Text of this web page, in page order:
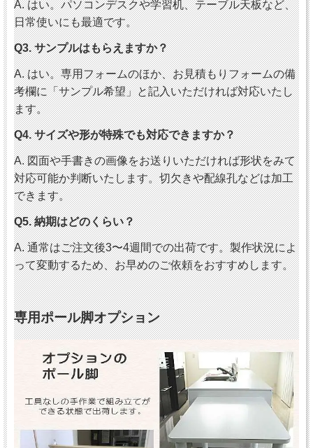
A. はい。パソコンデスクや学習机、テーブル天板など、
日常使いにも最適です。
Q3. サンプルはもらえますか？
A. はい。専用フォームのほか、お見積もりフォームの備
考欄に「サンプル希望」と記入いただければ対応いたし
ます。
Q4. サイズや形が特殊でも対応できますか？
A. 図面や手書きの画像をお送りいただければ形状をみて
対応可能か判断いたします。切欠きや配線孔などは加工
できます。
Q5. 納期はどのくらい？
A. 通常はご注文後3〜4週間での出荷です。製作状況によ
って変動するため、お早めのご依頼をおすすめします。
専用ポール脚オプション